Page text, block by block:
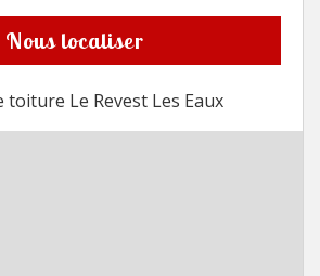
Nous localiser
toiture Le Revest Les Eaux